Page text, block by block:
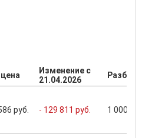
Изменение с
21.04.2026
руб. - 129 811 руб. 1 000